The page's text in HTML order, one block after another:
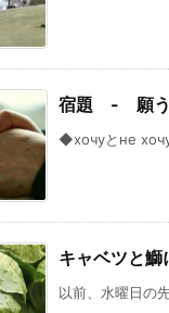
宿題 - 願う
◆хочуとне
キャベツと鰤
以前、水曜日の